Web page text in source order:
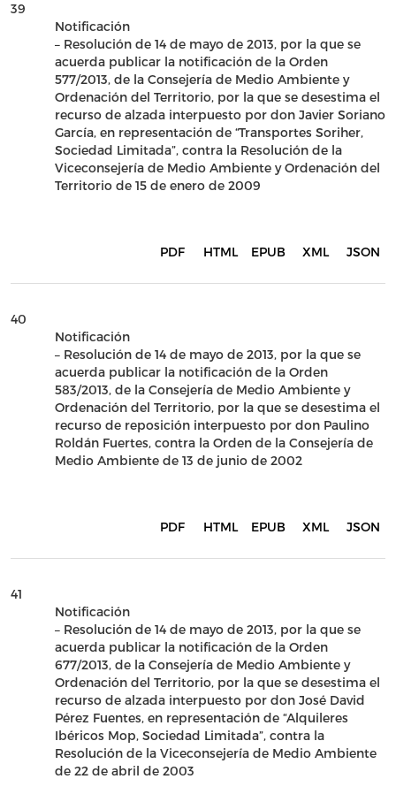
39
Notificación
– Resolución de 14 de mayo de 2013, por la que se
acuerda publicar la notificación de la Orden
577/2013, de la Consejería de Medio Ambiente y
Ordenación del Territorio, por la que se desestima el
recurso de alzada interpuesto por don Javier Soriano
García, en representación de “Transportes Soriher,
Sociedad Limitada”, contra la Resolución de la
Viceconsejería de Medio Ambiente y Ordenación del
Territorio de 15 de enero de 2009
PDF HTML EPUB XML JSON
40
Notificación
– Resolución de 14 de mayo de 2013, por la que se
acuerda publicar la notificación de la Orden
583/2013, de la Consejería de Medio Ambiente y
Ordenación del Territorio, por la que se desestima el
recurso de reposición interpuesto por don Paulino
Roldán Fuertes, contra la Orden de la Consejería de
Medio Ambiente de 13 de junio de 2002
PDF HTML EPUB XML JSON
41
Notificación
– Resolución de 14 de mayo de 2013, por la que se
acuerda publicar la notificación de la Orden
677/2013, de la Consejería de Medio Ambiente y
Ordenación del Territorio, por la que se desestima el
recurso de alzada interpuesto por don José David
Pérez Fuentes, en representación de “Alquileres
Ibéricos Mop, Sociedad Limitada”, contra la
Resolución de la Viceconsejería de Medio Ambiente
de 22 de abril de 2003